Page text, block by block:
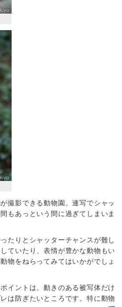
撮影できる動物園。連写でシャッ
もあっという間に過ぎてしまいま
たりとシャッターチャンスが難し
ていたり、表情が豊かな動物もい
物をねらってみてはいかがでしょ
イントは、動きのある被写体だけ
は防ぎたいところです。特に動物